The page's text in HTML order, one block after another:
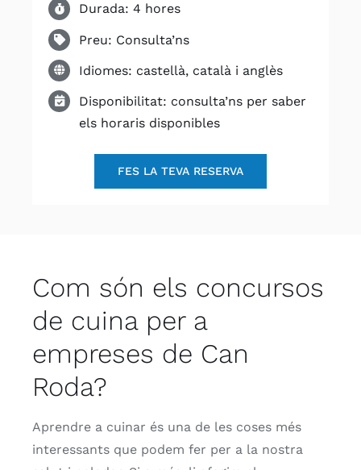
Durada: 4 hores
Preu: Consulta’ns
Idiomes: castellà, català i anglès
Disponibilitat: consulta’ns per saber
els horaris disponibles
FES LA TEVA RESERVA
Com són els concursos
de cuina per a
empreses de Can
Roda?
Aprendre a cuinar és una de les coses més
interessants que podem fer per a la nostra